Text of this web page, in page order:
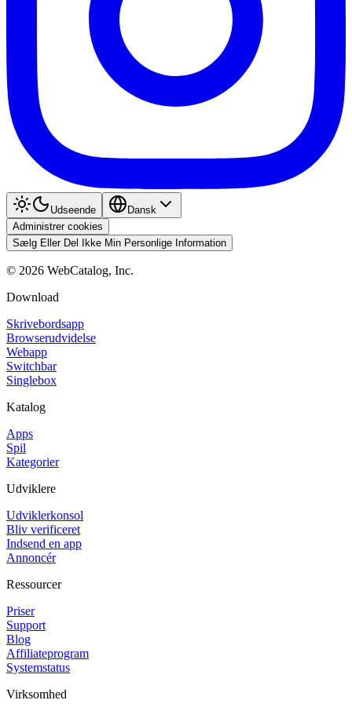
Udseende
Dansk
Administrer cookies
Sælg Eller Del Ikke Min Personlige Information
© 2026 WebCatalog, Inc.
Download
Skrivebordsapp
Browserudvidelse
Webapp
Switchbar
Singlebox
Katalog
Apps
Spil
Kategorier
Udviklere
Udviklerkonsol
Bliv verificeret
Indsend en app
Annoncér
Ressourcer
Priser
Support
Blog
Affiliateprogram
Systemstatus
Virksomhed